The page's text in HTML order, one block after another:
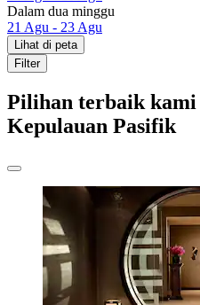
Dalam dua minggu
21 Agu - 23 Agu
Lihat di peta
Filter
Pilihan terbaik
Kepulauan Pasifik